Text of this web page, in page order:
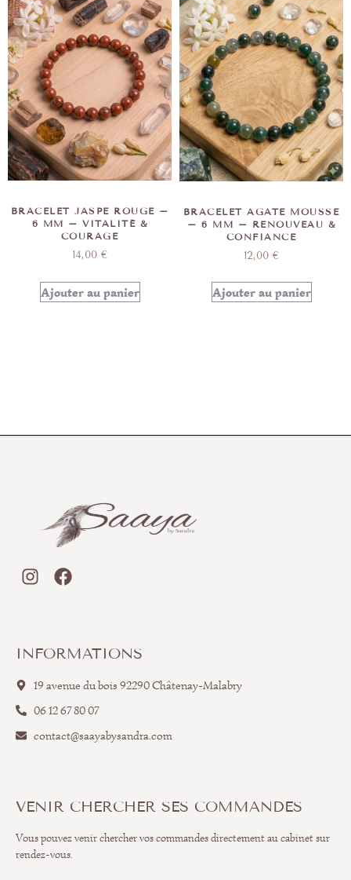
BRACELET JASPE ROUGE –
6 MM – VITALITÉ &
COURAGE
14,00 €
Ajouter au panier
BRACELET AGATE MOUSSE
– 6 MM – RENOUVEAU &
CONFIANCE
12,00 €
Ajouter au panier
INFORMATIONS
19 avenue du bois 92290 Châtenay-Malabry
06 12 67 80 07
contact@saayabysandra.com
VENIR CHERCHER SES COMMANDES
Vous pouvez venir chercher vos commandes directement au cabinet sur
rendez-vous.